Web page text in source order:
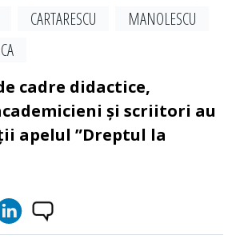
CARTARESCU
MANOLESCU
cadre didactice,
și scriitori au
apelul ”Dreptul la